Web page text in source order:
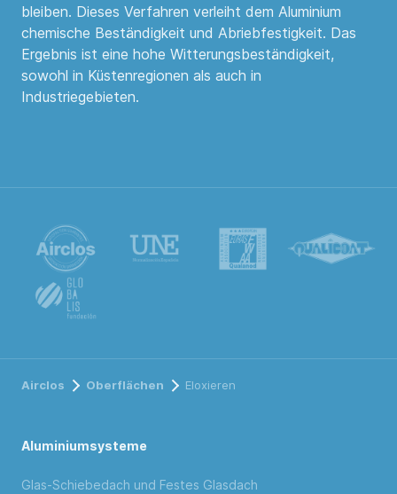
bleiben. Dieses Verfahren verleiht dem Aluminium
chemische Beständigkeit und Abriebfestigkeit. Das
Ergebnis ist eine hohe Witterungsbeständigkeit,
sowohl in Küstenregionen als auch in
Industriegebieten.
Airclos Oberflächen Eloxieren
Aluminiumsysteme
Glas-Schiebedach und Festes Glasdach